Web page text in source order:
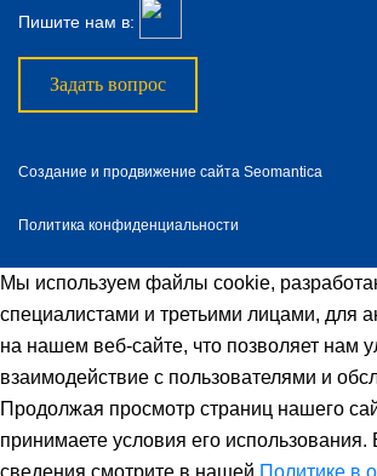
Пишите нам в:
Задать вопрос
Создание и продвижение сайта Seomantica
Политика конфиденциальности
Мы используем файлы cookie,
специалистами и третьими лицами, для
на нашем веб-сайте, что позволяет нам
взаимодействие с пользователями и
Продолжая просмотр страниц нашего
принимаете условия его
сведения смотрите в нашей Политике в